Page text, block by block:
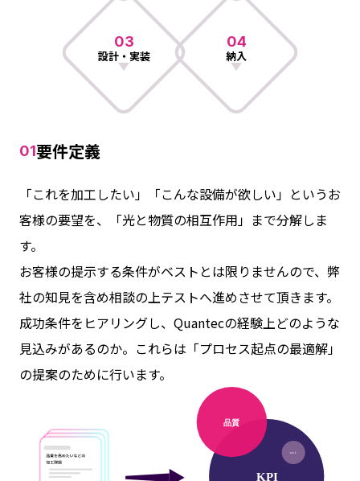
03
設計・実装
04
納入
01要件定義
「これを加工したい」「こんな設備が欲しい」というお
客様の要望を、「光と物質の相互作用」まで分解しま
す。
お客様の提示する条件がベストとは限りませんので、弊
社の知見を含め相談の上テストへ進めさせて頂きます。
成功条件をヒアリングし、Quantecの経験上どのような
見込みがあるのか。これらは「プロセス起点の最適解」
の提案のために行います。